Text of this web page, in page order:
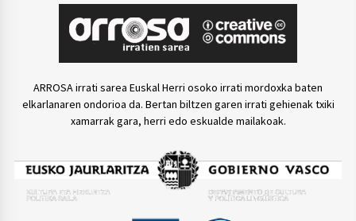
ARROSA irrati sarea Euskal Herri osoko irrati mordoxka baten
elkarlanaren ondorioa da. Bertan biltzen garen irrati gehienak txiki
xamarrak gara, herri edo eskualde mailakoak.